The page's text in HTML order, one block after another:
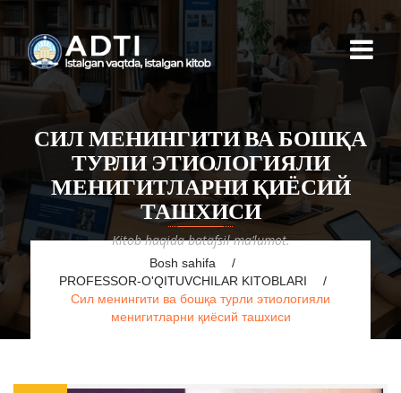
СИЛ МЕНИНГИТИ ВА БОШҚА
ТУРЛИ ЭТИОЛОГИЯЛИ
МЕНИГИТЛАРНИ ҚИЁСИЙ
ТАШХИСИ
Kitob haqida batafsil ma’lumot.
Bosh sahifa
PROFESSOR-O'QITUVCHILAR KITOBLARI
Сил менингити ва бошқа турли этиологияли
менигитларни қиёсий ташхиси